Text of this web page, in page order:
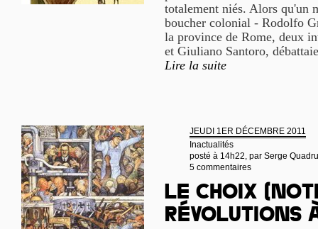
totalement niés. Alors qu'un
boucher colonial - Rodolfo
la province de Rome, deux
et Giuliano Santoro,
Lire la suite
JEUDI 1ER DÉCEMBRE 2011
Inactualités
posté à 14h22, par Serge
5 commentaires
Le Choix
révolutions